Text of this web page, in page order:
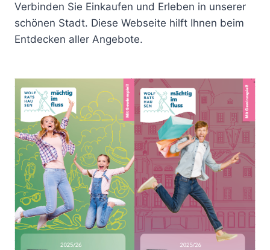
Verbinden Sie Einkaufen und Erleben in unserer
schönen Stadt. Diese Webseite hilft Ihnen beim
Entdecken aller Angebote.